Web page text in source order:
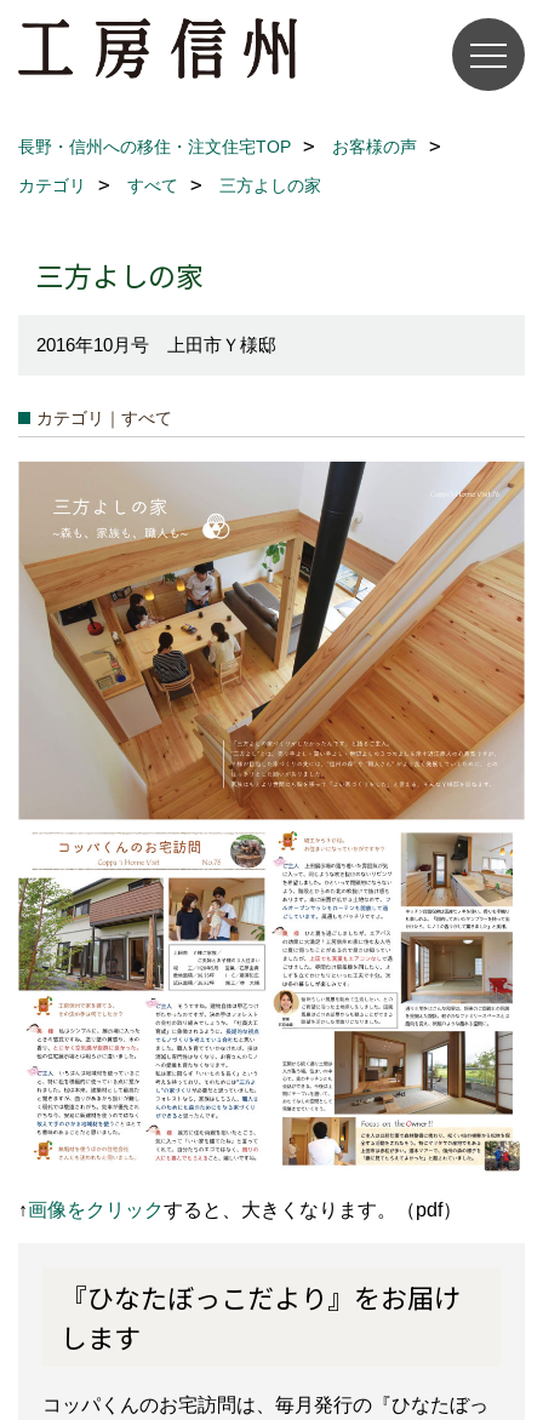
長野・信州への移住・注文住宅TOP
お客様の声
カテゴリ
すべて 三方よしの家
三方よしの家
2016年10月号 上田市Ｙ様邸
カテゴリ｜すべて
↑画像をクリックすると、大きくなります。（pdf）
『ひなたぼっこだより』をお届け
します
コッパくんのお宅訪問は、毎月発行の『ひなたぼっ